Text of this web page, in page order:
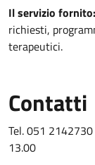
Il servizio fornito:
richiesti,
terapeutici.
Contatti
Tel. 051
13.00